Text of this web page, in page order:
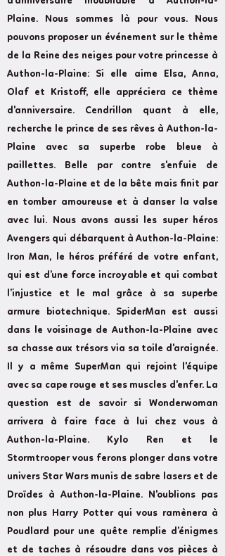
Plaine. Nous sommes là pour vous. Nous
pouvons proposer un événement sur le thème
de la Reine des neiges pour votre princesse à
Authon-la-Plaine: Si elle aime Elsa, Anna,
Olaf et Kristoff, elle appréciera ce thème
d'anniversaire. Cendrillon quant à elle,
recherche le prince de ses rêves à Authon-la-
Plaine avec sa superbe robe bleue à
paillettes. Belle par contre s'enfuie de
Authon-la-Plaine et de la bête mais finit par
en tomber amoureuse et à danser la valse
avec lui. Nous avons aussi les super héros
Avengers qui débarquent à Authon-la-Plaine:
Iron Man, le héros préféré de votre enfant,
qui est d’une force incroyable et qui combat
l’injustice et le mal grâce à sa superbe
armure biotechnique. SpiderMan est aussi
dans le voisinage de Authon-la-Plaine avec
sa chasse aux trésors via sa toile d'araignée.
Il y a même SuperMan qui rejoint l'équipe
avec sa cape rouge et ses muscles d'enfer. La
question est de savoir si Wonderwoman
arrivera à faire face à lui chez vous à
Authon-la-Plaine. Kylo Ren et le
Stormtrooper vous ferons plonger dans votre
univers Star Wars munis de sabre lasers et de
Droïdes à Authon-la-Plaine. N'oublions pas
non plus Harry Potter qui vous ramènera à
Poudlard pour une quête remplie d’énigmes
et de taches à résoudre dans vos pièces à